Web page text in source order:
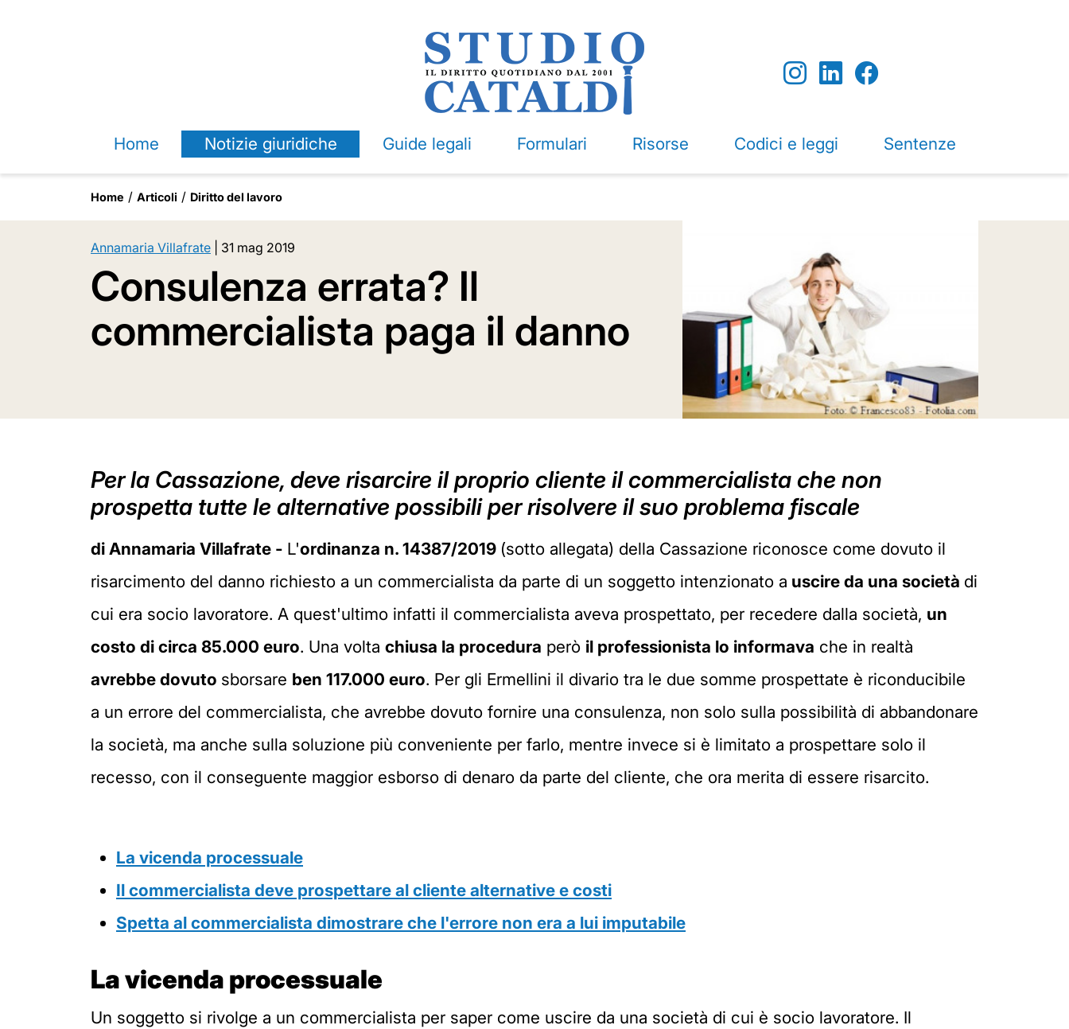
Home Notizie giuridiche Guide legali Formulari Risorse Codici e leggi Sentenze
Home Articoli Diritto del lavoro
Annamaria Villafrate 31 mag 2019
Consulenza errata? Il
commercialista paga il danno
Per la Cassazione, deve risarcire il proprio cliente il commercialista che non
prospetta tutte le alternative possibili per risolvere il suo problema fiscale
di Annamaria Villafrate - L'ordinanza n. 14387/2019 (sotto allegata) della Cassazione riconosce come dovuto il
risarcimento del danno richiesto a un commercialista da parte di un soggetto intenzionato a uscire da una società di
cui era socio lavoratore. A quest'ultimo infatti il commercialista aveva prospettato, per recedere dalla società, un
costo di circa 85.000 euro. Una volta chiusa la procedura però il professionista lo informava che in realtà
avrebbe dovuto sborsare ben 117.000 euro. Per gli Ermellini il divario tra le due somme prospettate è riconducibile
a un errore del commercialista, che avrebbe dovuto fornire una consulenza, non solo sulla possibilità di abbandonare
la società, ma anche sulla soluzione più conveniente per farlo, mentre invece si è limitato a prospettare solo il
recesso, con il conseguente maggior esborso di denaro da parte del cliente, che ora merita di essere risarcito.
La vicenda processuale
Il commercialista deve prospettare al cliente alternative e costi
Spetta al commercialista dimostrare che l'errore non era a lui imputabile
La vicenda processuale
Un soggetto si rivolge a un commercialista per saper come uscire da una società di cui è socio lavoratore. Il